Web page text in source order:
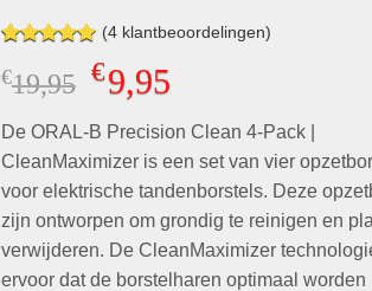
Gewaardeerd
5.00op 5
gebaseerd
waarderingen
(4klantbeoordelingen)
€19,95 Oorspronkelijke
prijs
was:
€19,95.
€9,95Huidige
is:
€9,95.
De ORAL-B Precision Clean 4-Pack |
CleanMaximizer is een set van vier
voor elektrische tandenborstels. Deze
zijn ontworpen om grondig te reinigen en
verwijderen. De CleanMaximizer
ervoor dat de borstelharen optimaal worden